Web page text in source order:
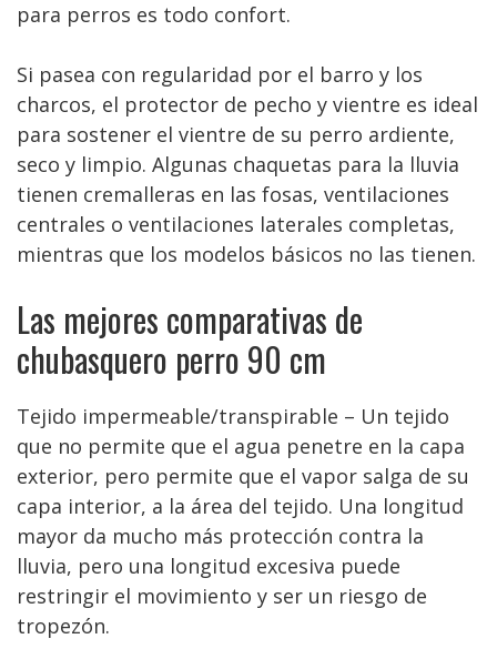
para perros es todo confort.
Si pasea con regularidad por el barro y los
charcos, el protector de pecho y vientre es ideal
para sostener el vientre de su perro ardiente,
seco y limpio. Algunas chaquetas para la lluvia
tienen cremalleras en las fosas, ventilaciones
centrales o ventilaciones laterales completas,
mientras que los modelos básicos no las tienen.
Las mejores comparativas de
chubasquero perro 90 cm
Tejido impermeable/transpirable – Un tejido
que no permite que el agua penetre en la capa
exterior, pero permite que el vapor salga de su
capa interior, a la área del tejido. Una longitud
mayor da mucho más protección contra la
lluvia, pero una longitud excesiva puede
restringir el movimiento y ser un riesgo de
tropezón.